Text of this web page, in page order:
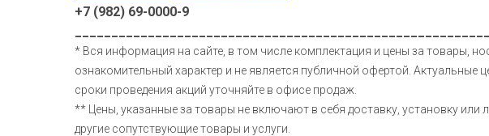
+7 (982) 69-0000-9
* Вся информация на сайте, в том числе комплектация и цены за товары,
ознакомительный характер и не является публичной офертой. Актуальные
сроки проведения акций уточняйте в офисе продаж.
** Цены, указанные за товары не включают в себя доставку, установку или
другие сопутствующие товары и услуги.